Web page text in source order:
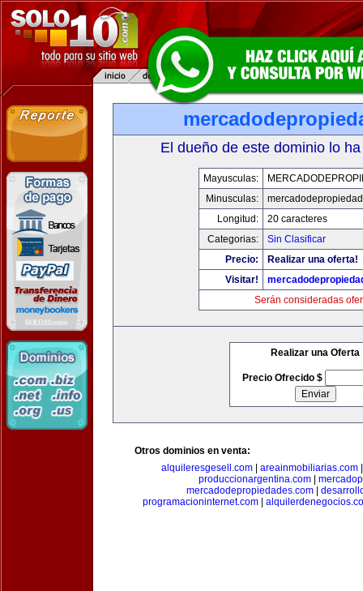
El dueño de este dominio lo
Mayusculas:
Minusculas:
Longitud:
20 caracteres
Categorias:
Sin Clasificar
Precio:
Realizar una oferta!
Visitar!
Serán consideradas
Realizar una Oferta
Precio Ofrecido $
Otros dominios en venta:
alquileresgesell.com
areainmobiliarias.com
produccionargentina.com
mercadodepropiedades.com
programacioninternet.com|